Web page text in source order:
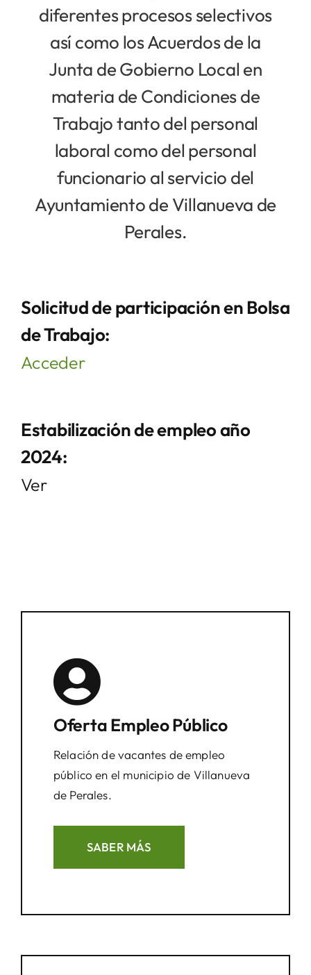
diferentes procesos selectivos
así como los Acuerdos de la
Junta de Gobierno Local en
materia de Condiciones de
Trabajo tanto del personal
laboral como del personal
funcionario al servicio del
Ayuntamiento de Villanueva de
Perales.
Solicitud de participación en Bolsa
de Trabajo:
Acceder
Estabilización de empleo año
2024:
Ver
Oferta Empleo Público
Relación de vacantes de empleo
público en el municipio de Villanueva
de Perales.
SABER MÁS